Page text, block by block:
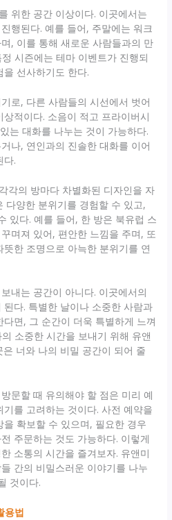
위한 공간 이상이다. 이곳에서는
행된다. 예를 들어, 주말에는 워크
, 이를 통해 새로운 사람들과의 만
시즌에는 테마 이벤트가 진행되
선사하기도 한다.
로, 다른 사람들의 시선에서 벗어
적이다. 소음이 적고 프라이버시
는 대화를 나누는 것이 가능하다.
나, 연인과의 진솔한 대화를 이어
다.
각의 방마다 차별화된 디자인을 자
다양한 분위기를 경험할 수 있고,
있다. 예를 들어, 한 방은 북유럽 스
며져 있어, 편안한 느낌을 주며, 또
한 조명으로 아늑한 분위기를 연
내는 공간이 아니다. 이곳에서의
다. 특별한 날이나 소중한 사람과
면, 그 순간이 더욱 특별하게 느껴
소중한 시간을 보내기 위해 유앤
너와 나의 비밀 공간이 되어 줄
문할 때 유의해야 할 점은 미리 예
를 고려하는 것이다. 사전 예약을
확보할 수 있으며, 필요한 경우
주문하는 것도 가능하다. 이렇게
소통의 시간을 즐겨보자. 유앤미
간의 비밀스러운 이야기를 나누
것이다.
용법